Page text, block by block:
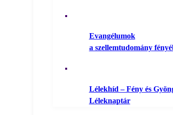
Evangélumok
a szellemtudomány
Lélekhíd – Fény és
Léleknaptár